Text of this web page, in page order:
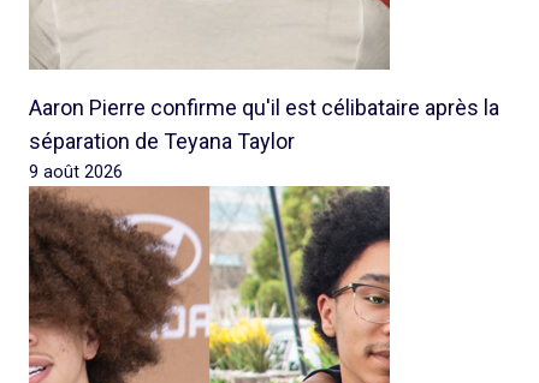
Aaron Pierre confirme qu'il est célibataire après la
séparation de Teyana Taylor
9 août 2026